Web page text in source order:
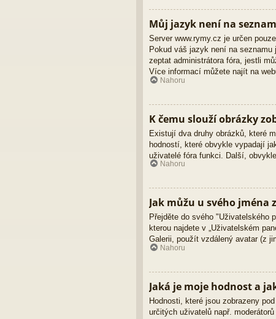
Můj jazyk není na
Server www.rymy.cz je určen
Pokud váš jazyk není na
zeptat administrátora fóra, jestli
Více informací můžete najít na
Nahoru
K čemu slouží obrázky
Existují dva druhy obrázků, které
hodností, které obvykle vypadají
uživatelé fóra funkci. Další,
Nahoru
Jak můžu u svého jména
Přejděte do svého "Uživatelského
kterou najdete v „Uživatelském
Galerii, použít vzdálený avatar (z
Nahoru
Jaká je moje hodnost a
Hodnosti, které jsou zobrazeny
určitých uživatelů např.